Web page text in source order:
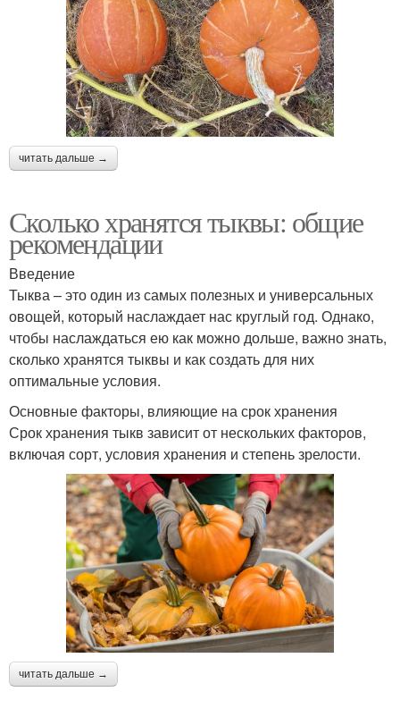
читать дальше →
Сколько хранятся тыквы: общие
рекомендации
Введение
Тыква – это один из самых полезных и универсальных
овощей, который наслаждает нас круглый год. Однако,
чтобы наслаждаться ею как можно дольше, важно знать,
сколько хранятся тыквы и как создать для них
оптимальные условия.
Основные факторы, влияющие на срок хранения
Срок хранения тыкв зависит от нескольких факторов,
включая сорт, условия хранения и степень зрелости.
читать дальше →